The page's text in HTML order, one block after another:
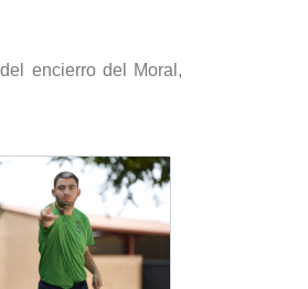
encierro del Moral,